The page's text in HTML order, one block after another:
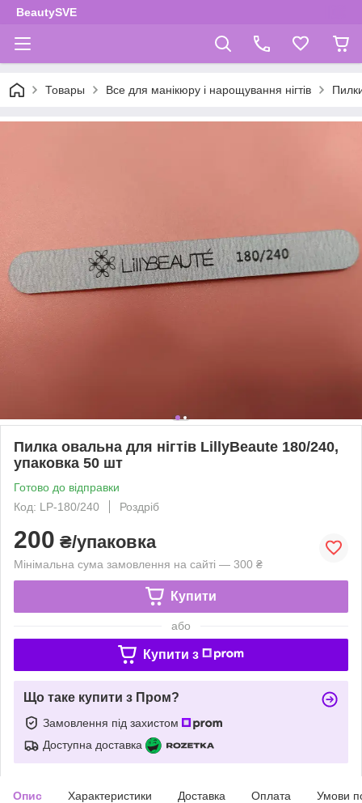
BeautySVE
Товары Все для манікюру і нарощування нігтів
Пилка овальна для нігтів LillyBeaute 180/240,
упаковка 50 шт
Готово до відправки
Код: LP-180/240
Роздріб
200 ₴/упаковка
Мінімальна сума замовлення на сайті — 300 ₴
Купити
або
Купити з
Що таке купити з Пром?
Замовлення під захистом
Доступна доставка
Опис Характеристики Доставка Оплата Умови